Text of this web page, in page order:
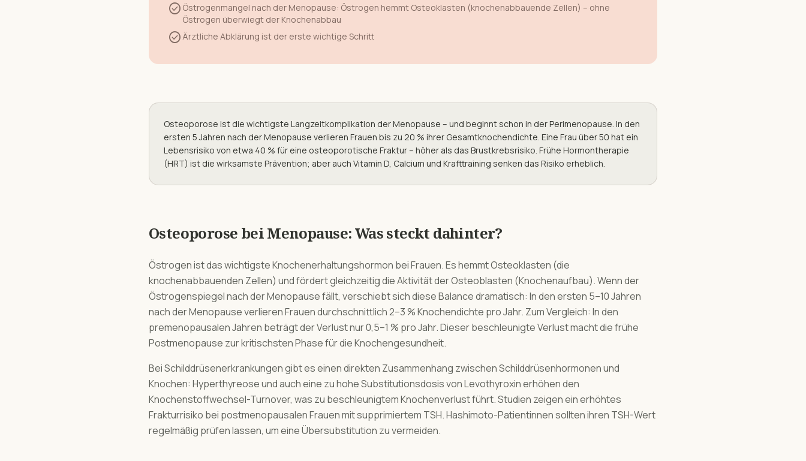
check_circle Östrogenmangel nach der Menopause: Östrogen hemmt Osteoklasten (knochenabbauende Zellen) – ohne
Östrogen überwiegt der Knochenabbau
check_circleÄrztliche Abklärung ist der erste wichtige Schritt
Osteoporose ist die wichtigste Langzeitkomplikation der Menopause – und beginnt schon in der Perimenopause. In den
ersten 5 Jahren nach der Menopause verlieren Frauen bis zu 20 % ihrer Gesamtknochendichte. Eine Frau über 50 hat ein
Lebensrisiko von etwa 40 % für eine osteoporotische Fraktur – höher als das Brustkrebsrisiko. Frühe Hormontherapie
(HRT) ist die wirksamste Prävention; aber auch Vitamin D, Calcium und Krafttraining senken das Risiko erheblich.
Osteoporose beiMenopause: Was steckt dahinter?
Östrogen ist das wichtigste Knochenerhaltungshormon bei Frauen. Es hemmt Osteoklasten (die
knochenabbauenden Zellen) und fördert gleichzeitig die Aktivität der Osteoblasten (Knochenaufbau). Wenn der
Östrogenspiegel nach der Menopause fällt, verschiebt sich diese Balance dramatisch: In den ersten 5–10 Jahren
nach der Menopause verlieren Frauen durchschnittlich 2–3 % Knochendichte pro Jahr. Zum Vergleich: In den
premenopausalen Jahren beträgt der Verlust nur 0,5–1 % pro Jahr. Dieser beschleunigte Verlust macht die frühe
Postmenopause zur kritischsten Phase für die Knochengesundheit.
Bei Schilddrüsenerkrankungen gibt es einen direkten Zusammenhang zwischen Schilddrüsenhormonen und
Knochen: Hyperthyreose und auch eine zu hohe Substitutionsdosis von Levothyroxin erhöhen den
Knochenstoffwechsel-Turnover, was zu beschleunigtem Knochenverlust führt. Studien zeigen ein erhöhtes
Frakturrisiko bei postmenopausalen Frauen mit supprimiertem TSH. Hashimoto-Patientinnen sollten ihren TSH-Wert
regelmäßig prüfen lassen, um eine Übersubstitution zu vermeiden.